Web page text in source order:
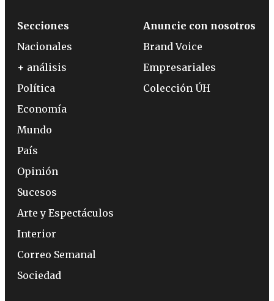
Secciones
Nacionales
+ análisis
Política
Economía
Mundo
País
Opinión
Sucesos
Arte y Espectáculos
Interior
Correo Semanal
Sociedad
Anuncie con nosotros
Brand Voice
Empresariales
Colección ÚH